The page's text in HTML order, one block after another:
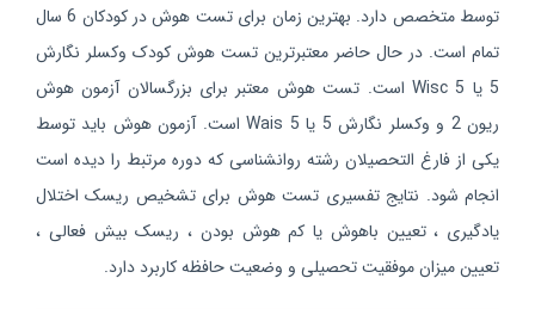
توسط متخصص دارد. بهترین زمان برای تست هوش در کودکان 6 سال
تمام است. در حال حاضر معتبرترین تست هوش کودک وکسلر نگارش
5 یا Wisc 5 است. تست هوش معتبر برای بزرگسالان آزمون هوش
ریون 2 و وکسلر نگارش 5 یا Wais 5 است. آزمون هوش باید توسط
یکی از فارغ التحصیلان رشته روانشناسی که دوره مرتبط را دیده است
انجام شود. نتایج تفسیری تست هوش برای تشخیص ریسک اختلال
یادگیری ، تعیین باهوش یا کم هوش بودن ، ریسک بیش فعالی ،
تعیین میزان موفقیت تحصیلی و وضعیت حافظه کاربرد دارد.